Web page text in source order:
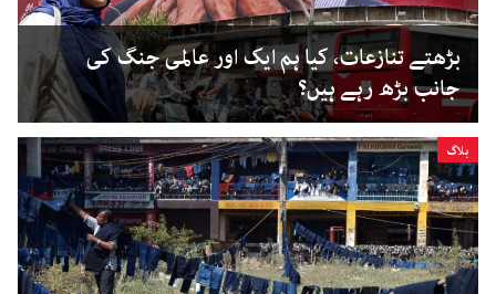
بڑھتے تنازعات، کیا ہم ایک اور عالمی جنگ کی
جانب بڑھ رہے ہیں؟
بلاگ